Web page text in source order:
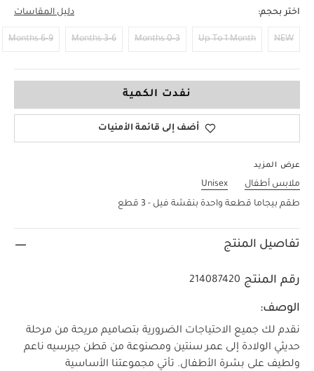
اختر بحجم: دليل المقاسات
NEW
Up To 1 Month
0-3 Months
3-6 Months
6-9 Months
نفدت الكمية
أضف إلى قائمة الأمنيات
عرض المزيد
ملابس أطفال
Unisex
طقم بيجاما قطعة واحدة بنقشة فيل - 3 قطع
تفاصيل المنتج
رقم المنتج 214087420
الوصف:
نقدم لك جميع الاحتياجات الضرورية بتصاميم مريحة من مرحلة
حديثي الولادة إلى عمر سنتين ومصنوعة من قطن جيرسيه ناعم
ولطيف على بشرة الأطفال. تأتي مجموعتنا الأساسية